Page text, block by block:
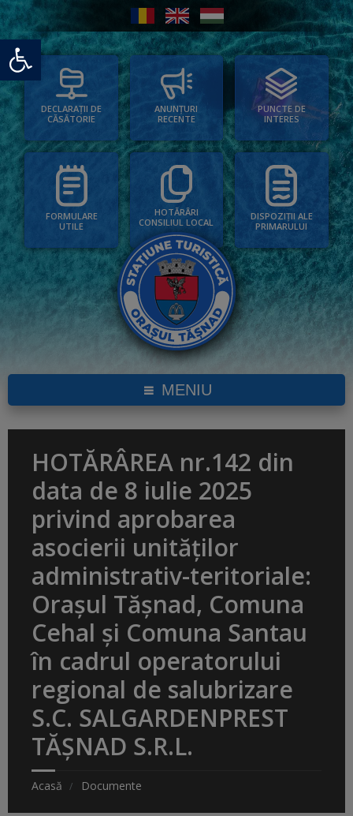
Deschide bara de unelte
DECLARAȚII DE
CĂSĂTORIE
ANUNȚURI
RECENTE
PUNCTE DE
INTERES
FORMULARE
UTILE
HOTĂRÂRI
CONSILIUL LOCAL
DISPOZIȚII ALE
PRIMARULUI
MENIU
HOTĂRÂREA nr.142 din
data de 8 iulie 2025
privind aprobarea
asocierii unităților
administrativ-teritoriale:
Orașul Tășnad, Comuna
Cehal și Comuna Santau
în cadrul operatorului
regional de salubrizare
S.C. SALGARDENPREST
TĂȘNAD S.R.L.
Acasă Documente